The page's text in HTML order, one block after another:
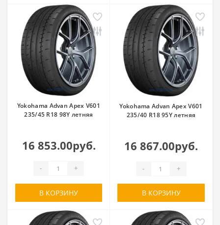
Yokohama Advan Apex V601
235/45 R18 98Y летняя
16 853.00руб.
- +
В КОРЗИНУ
Yokohama Advan Apex V601
235/40 R18 95Y летняя
16 867.00руб.
- +
В КОРЗИНУ